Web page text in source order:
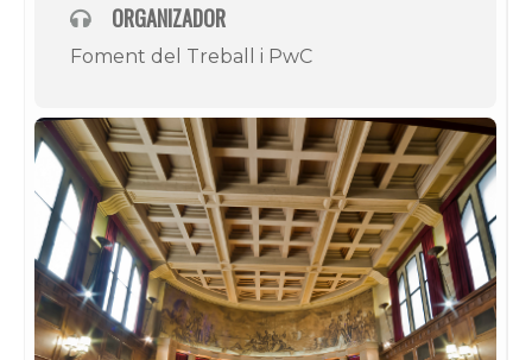
ORGANIZADOR
Foment del Treball i PwC